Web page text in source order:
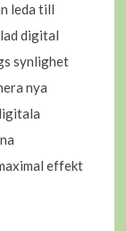
leda till
digital
synlighet
nya
effekt